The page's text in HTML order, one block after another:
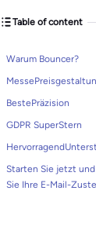
Table of content
Warum Bouncer?
BestePräzision
GDPR SuperStern
Starten Sie jetzt
Sie Ihre E-Mail-